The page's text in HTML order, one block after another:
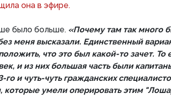
она в эфире.
было больше. «Почему там так много
меня высказали. Единственный
что это был какой-то зачет. То
и из них большая часть были
го и чуть-чуть гражданских
которые умели оперировать этим